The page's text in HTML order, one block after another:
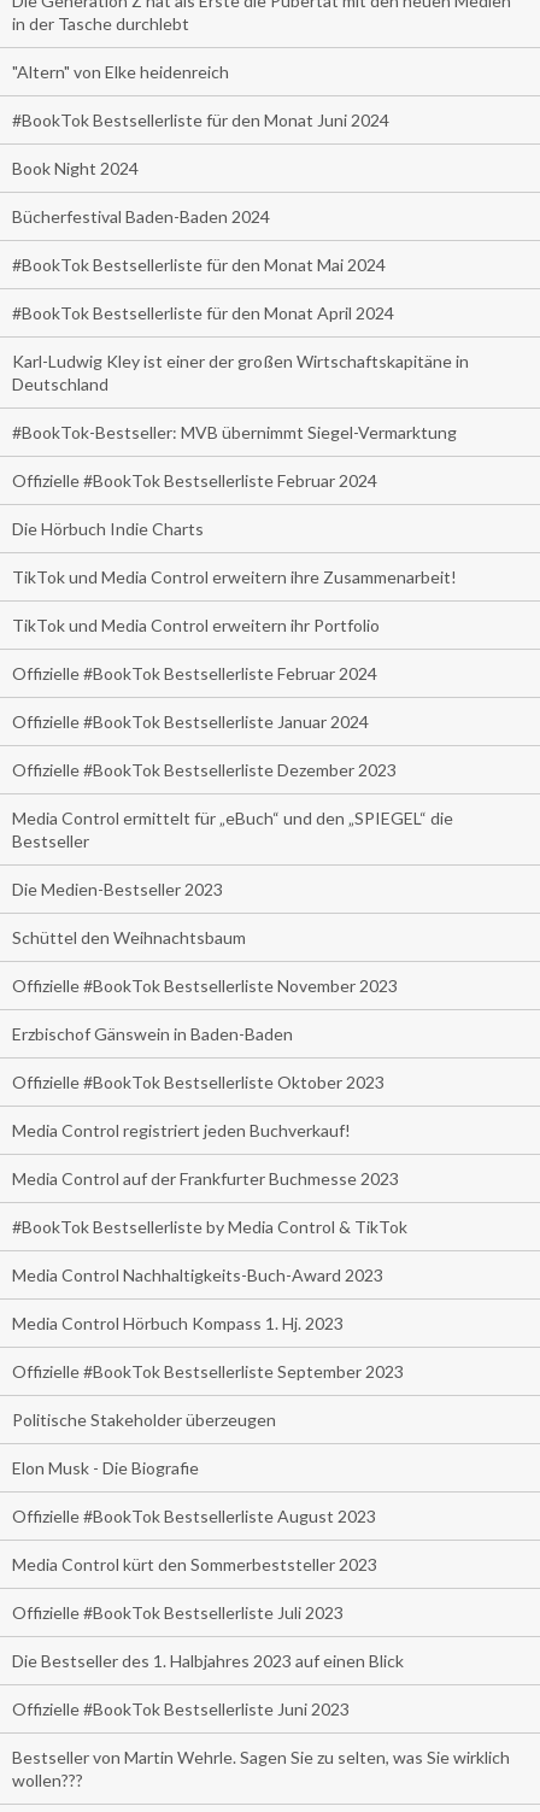
in der Tasche durchlebt
"Altern" von Elke heidenreich
#BookTok Bestsellerliste für den Monat Juni 2024
Book Night 2024
Bücherfestival Baden-Baden 2024
#BookTok Bestsellerliste für den Monat Mai 2024
#BookTok Bestsellerliste für den Monat April 2024
Karl-Ludwig Kley ist einer der großen Wirtschaftskapitäne in
Deutschland
#BookTok-Bestseller: MVB übernimmt Siegel-Vermarktung
Offizielle #BookTok Bestsellerliste Februar 2024
Die Hörbuch Indie Charts
TikTok und Media Control erweitern ihre Zusammenarbeit!
TikTok und Media Control erweitern ihr Portfolio
Offizielle #BookTok Bestsellerliste Februar 2024
Offizielle #BookTok Bestsellerliste Januar 2024
Offizielle #BookTok Bestsellerliste Dezember 2023
Media Control ermittelt für „eBuch“ und den „SPIEGEL“ die
Bestseller
Die Medien-Bestseller 2023
Schüttel den Weihnachtsbaum
Offizielle #BookTok Bestsellerliste November 2023
Erzbischof Gänswein in Baden-Baden
Offizielle #BookTok Bestsellerliste Oktober 2023
Media Control registriert jeden Buchverkauf!
Media Control auf der Frankfurter Buchmesse 2023
#BookTok Bestsellerliste by Media Control & TikTok
Media Control Nachhaltigkeits-Buch-Award 2023
Media Control Hörbuch Kompass 1. Hj. 2023
Offizielle #BookTok Bestsellerliste September 2023
Politische Stakeholder überzeugen
Elon Musk - Die Biografie
Offizielle #BookTok Bestsellerliste August 2023
Media Control kürt den Sommerbeststeller 2023
Offizielle #BookTok Bestsellerliste Juli 2023
Die Bestseller des 1. Halbjahres 2023 auf einen Blick
Offizielle #BookTok Bestsellerliste Juni 2023
Bestseller von Martin Wehrle. Sagen Sie zu selten, was Sie wirklich
wollen???